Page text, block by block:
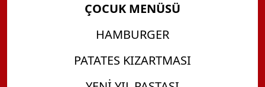
ÇOCUK MENÜSÜ
HAMBURGER
PATATES KIZARTMASI